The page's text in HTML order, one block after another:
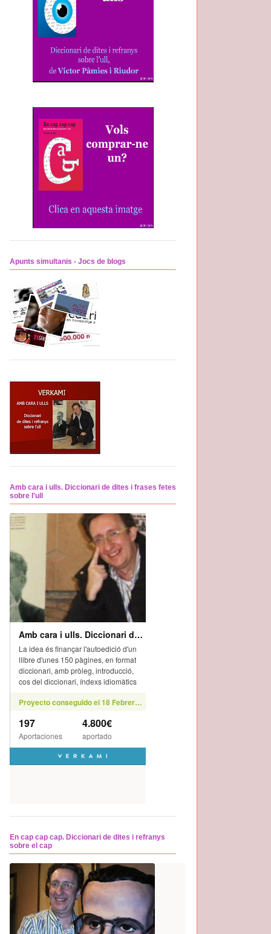
Apunts simultanis - Jocs de blogs
Amb cara i ulls. Diccionari de dites i frases fetes
sobre l'ull
En cap cap cap. Diccionari de dites i refranys
sobre el cap